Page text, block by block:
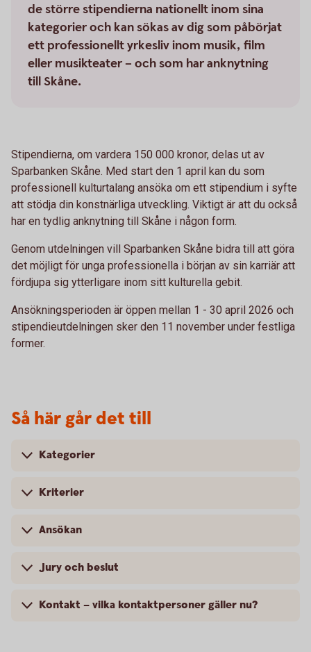
de större stipendierna nationellt inom sina
kategorier och kan sökas av dig som påbörjat
ett professionellt yrkesliv inom musik, film
eller musikteater – och som har anknytning
till Skåne.
Stipendierna, om vardera 150 000 kronor, delas ut av
Sparbanken Skåne. Med start den 1 april kan du som
professionell kulturtalang ansöka om ett stipendium i syfte
att stödja din konstnärliga utveckling. Viktigt är att du också
har en tydlig anknytning till Skåne i någon form.
Genom utdelningen vill Sparbanken Skåne bidra till att göra
det möjligt för unga professionella i början av sin karriär att
fördjupa sig ytterligare inom sitt kulturella gebit.
Ansökningsperioden är öppen mellan 1 - 30 april 2026 och
stipendieutdelningen sker den 11 november under festliga
former.
Så här går det till
Kategorier
Kriterier
Ansökan
Jury och beslut
Kontakt – vilka kontaktpersoner gäller nu?